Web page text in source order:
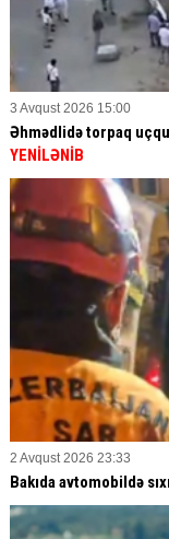
3 Avqust 2026 15:00
Əhmədlidə torpaq
YENİLƏNİB
2 Avqust 2026 23:33
Bakıda avtomobildə